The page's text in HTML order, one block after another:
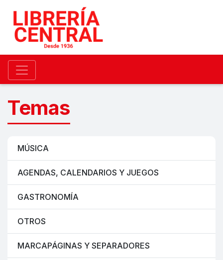
Temas
MÚSICA
AGENDAS, CALENDARIOS Y JUEGOS
GASTRONOMÍA
OTROS
MARCAPÁGINAS Y SEPARADORES